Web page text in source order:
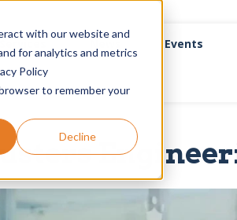
with our website and
for analytics and metrics
Policy
to remember your
Decline
Events